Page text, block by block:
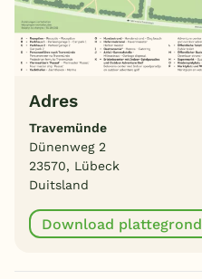
Adres
Travemünde
Dünenweg 2
23570, Lübeck
Duitsland
Download plattegrond